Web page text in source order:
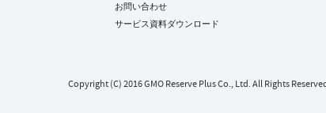
お問い合わせ
サービス資料ダウンロード
Copyright (C) 2016 GMO Reserve Plus Co., Ltd. All Rights